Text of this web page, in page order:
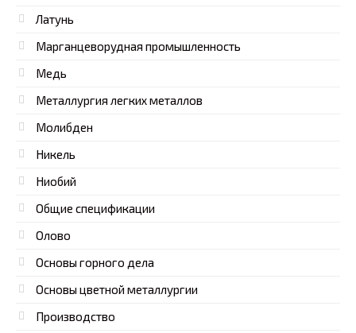
Латунь
Марганцеворудная промышленность
Медь
Металлургия легких металлов
Молибден
Никель
Ниобий
Общие спецификации
Олово
Основы горного дела
Основы цветной металлургии
Производство